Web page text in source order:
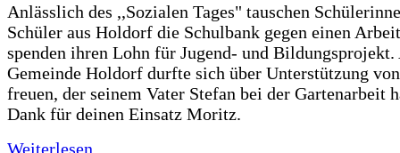
Anlässlich des ,,Sozialen Tages" tauschen
Schüler aus Holdorf die Schulbank gegen einen
spenden ihren Lohn für Jugend- und Bildungsprojekt.
Gemeinde Holdorf durfte sich über Unterstützung
freuen, der seinem Vater Stefan bei der Gartenarbeit
Dank für deinen Einsatz Moritz.
Weiterlesen